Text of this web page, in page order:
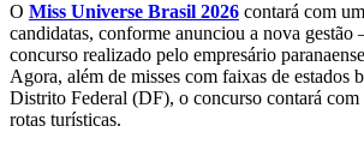
O Miss Universe Brasil 2026 contará com
candidatas, conforme anunciou a nova gestão
concurso realizado pelo empresário paranaense
Agora, além de misses com faixas de estados
Distrito Federal (DF), o concurso contará com
rotas turísticas.